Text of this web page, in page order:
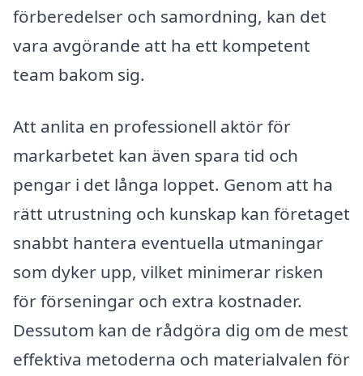
förberedelser och samordning, kan det
vara avgörande att ha ett kompetent
team bakom sig.
Att anlita en professionell aktör för
markarbetet kan även spara tid och
pengar i det långa loppet. Genom att ha
rätt utrustning och kunskap kan företaget
snabbt hantera eventuella utmaningar
som dyker upp, vilket minimerar risken
för förseningar och extra kostnader.
Dessutom kan de rådgöra dig om de mest
effektiva metoderna och materialvalen för